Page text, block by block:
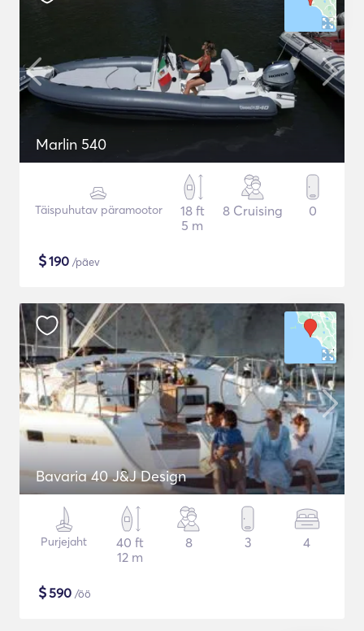
Marlin 540
Täispuhutav päramootor
18 ft
5 m
8 Cruising 0
$190 /päev
Bavaria 40 J&J Design
Purjejaht
40 ft
12 m
8 3 4
$590 /öö